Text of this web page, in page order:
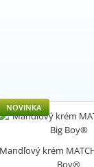
NOVINKA
Mandľový krém
Boy®